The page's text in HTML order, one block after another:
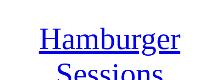
Hamburger